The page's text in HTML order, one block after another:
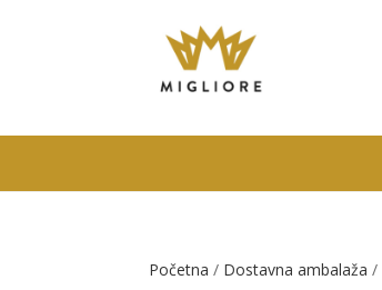
Početna / Dostavna ambalaža /